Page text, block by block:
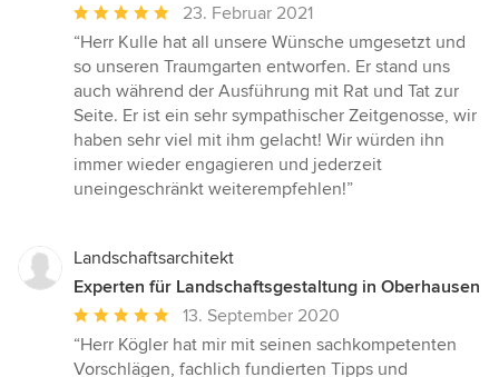
Durchschnittliche
Bewertung:
5
von
5
Sternen
23. Februar 2021
“Herr Kulle hat all unsere Wünsche umgesetzt und
so unseren Traumgarten entworfen. Er stand uns
auch während der Ausführung mit Rat und Tat zur
Seite. Er ist ein sehr sympathischer Zeitgenosse, wir
haben sehr viel mit ihm gelacht! Wir würden ihn
immer wieder engagieren und jederzeit
uneingeschränkt weiterempfehlen!”
Landschaftsarchitekt
Experten für Landschaftsgestaltung in Oberhausen
Durchschnittliche
Bewertung:
5
13. September 2020
“Herr Kögler hat mir mit seinen sachkompetenten
Vorschlägen, fachlich fundierten Tipps und